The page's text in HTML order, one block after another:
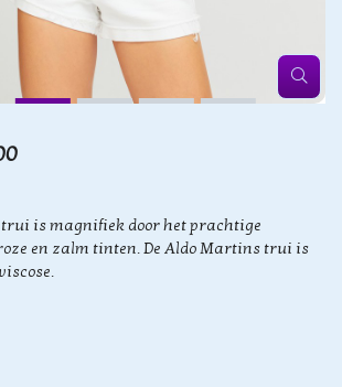
is magnifiek door het prachtige
en zalm tinten. De Aldo Martins trui is